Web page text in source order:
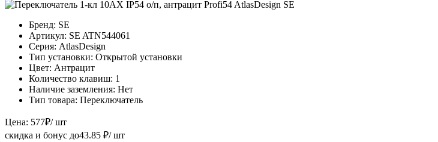
Бренд: SE
Артикул: SE ATN544061
Серия: AtlasDesign
Тип установки: Открытой установки
Цвет: Антрацит
Количество клавиш: 1
Наличие заземления: Нет
Тип товара: Переключатель
Цена: 577₽/ шт
скидка и бонус до43.85 ₽/ шт